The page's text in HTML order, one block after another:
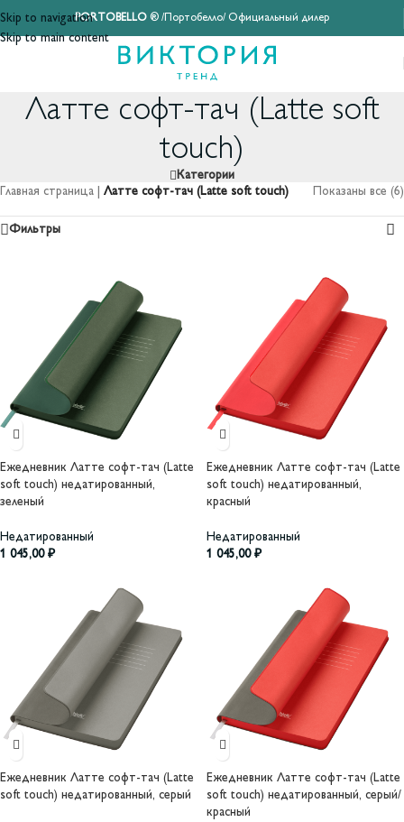
Skip to navigation
Skip to main content
PORTOBELLO® /Портобелло/ Официальный дилер
Латте софт-тач (Latte soft
touch)
Категории
Главная страница
Латте софт-тач (Latte soft touch) Показаны все (6)
Фильтры
Ежедневник Латте софт-тач (Latte
soft touch) недатированный,
зеленый
Недатированный
1 045,00 ₽
Ежедневник Латте софт-тач (Latte
soft touch) недатированный,
красный
Недатированный
1 045,00 ₽
Ежедневник Латте софт-тач (Latte
soft touch) недатированный, серый
Ежедневник Латте софт-тач (Latte
soft touch) недатированный, серый/
красный